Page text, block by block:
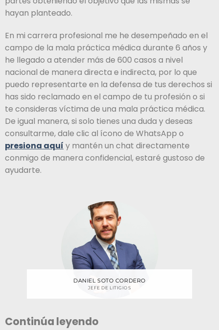
hayan planteado.
En mi carrera profesional me he desempeñado en el
campo de la mala práctica médica durante 6 años y
he llegado a atender más de 600 casos a nivel
nacional de manera directa e indirecta, por lo que
puedo representarte en la defensa de tus derechos si
has sido reclamado en el campo de tu profesión o si
te consideras víctima de una mala práctica médica.
De igual manera, si solo tienes una duda y deseas
consultarme, dale clic al ícono de WhatsApp o
presiona aquí y mantén un chat directamente
conmigo de manera confidencial, estaré gustoso de
ayudarte.
DANIEL SOTO CORDERO
JEFE DE LITIGIOS
Continúa leyendo